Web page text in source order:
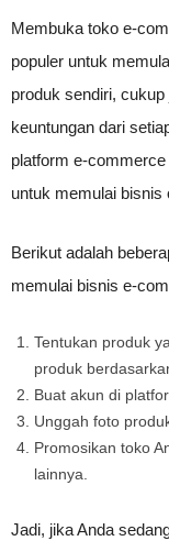
Membuka toko e-
populer untuk
produk sendiri,
keuntungan dari
platform e-
untuk memulai bisnis
Berikut adalah
memulai bisnis e-
Tentukan produk
produk
Buat akun di
Unggah foto
Promosikan toko
lainnya.
Jadi, jika Anda